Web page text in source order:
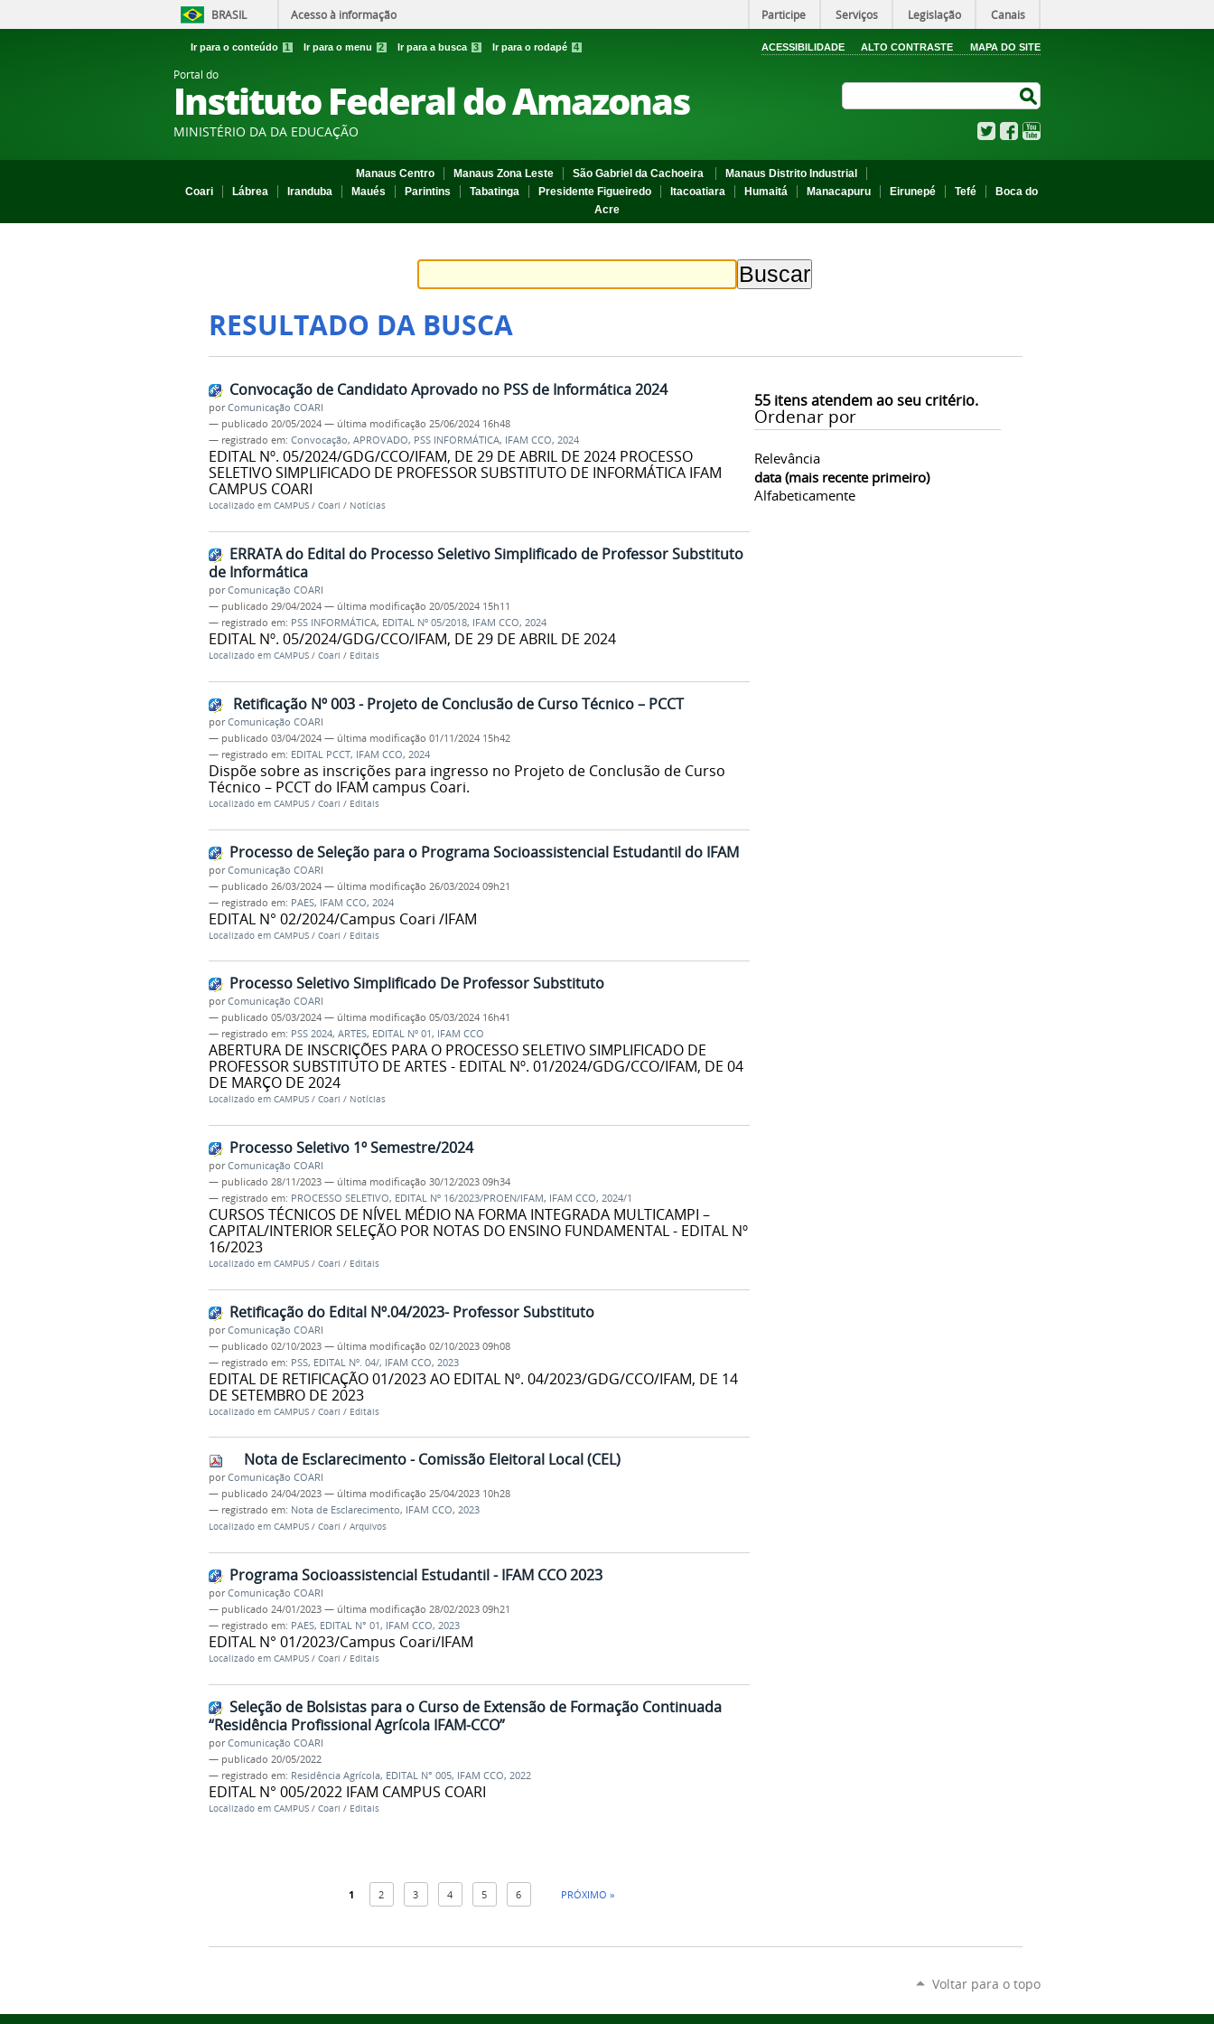
BRASIL Acesso à informação Participe Serviços Legislação Canais
Ir para o conteúdo 1 Ir para o menu 2 Ir para a busca 3 Ir para o rodapé 4 ACESSIBILIDADE ALTO CONTRASTE MAPA DO SITE
Portal do
Instituto Federal do Amazonas
MINISTÉRIO DA DA EDUCAÇÃO TwitterFacebook
Manaus Centro Manaus Zona Leste São Gabriel da Cachoeira
Manaus Distrito Industrial
Coari
Lábrea Iranduba Maués Parintins Tabatinga Presidente Figueiredo Itacoatiara Humaitá Manacapuru Eirunepé Tefé
Boca do
Acre
RESULTADO DA BUSCA
55itens atendem ao seu critério.
Ordenar por
Relevância
data (mais recente primeiro)
Alfabeticamente
Convocação de Candidato Aprovado no PSS de Informática 2024
porComunicação COARI
— publicado 20/05/2024 — última modificação 25/06/2024 16h48
— registrado em: Convocação, APROVADO, PSS INFORMÁTICA, IFAM CCO, 2024
EDITAL Nº. 05/2024/GDG/CCO/IFAM, DE 29 DE ABRIL DE 2024 PROCESSO
SELETIVO SIMPLIFICADO DE PROFESSOR SUBSTITUTO DE INFORMÁTICA IFAM
CAMPUS COARI
Localizado em CAMPUS / Coari / Notícias
ERRATA do Edital do Processo Seletivo Simplificado de Professor Substituto
de Informática
porComunicação COARI
— publicado 29/04/2024 — última modificação 20/05/2024 15h11
— registrado em: PSS INFORMÁTICA, EDITAL Nº 05/2018, IFAM CCO, 2024
EDITAL Nº. 05/2024/GDG/CCO/IFAM, DE 29 DE ABRIL DE 2024
Localizado em CAMPUS / Coari / Editais
Retificação Nº 003 - Projeto de Conclusão de Curso Técnico – PCCT
porComunicação COARI
— publicado 03/04/2024 — última modificação 01/11/2024 15h42
— registrado em: EDITAL PCCT, IFAM CCO, 2024
Dispõe sobre as inscrições para ingresso no Projeto de Conclusão de Curso
Técnico – PCCT do IFAM campus Coari.
Localizado em CAMPUS / Coari / Editais
Processo de Seleção para o Programa Socioassistencial Estudantil do IFAM
porComunicação COARI
— publicado 26/03/2024 — última modificação 26/03/2024 09h21
— registrado em: PAES, IFAM CCO, 2024
EDITAL N° 02/2024/Campus Coari /IFAM
Localizado em CAMPUS / Coari / Editais
Processo Seletivo Simplificado De Professor Substituto
porComunicação COARI
— publicado 05/03/2024 — última modificação 05/03/2024 16h41
— registrado em: PSS 2024, ARTES, EDITAL Nº 01, IFAM CCO
ABERTURA DE INSCRIÇÕES PARA O PROCESSO SELETIVO SIMPLIFICADO DE
PROFESSOR SUBSTITUTO DE ARTES - EDITAL Nº. 01/2024/GDG/CCO/IFAM, DE 04
DE MARÇO DE 2024
Localizado em CAMPUS / Coari / Notícias
Processo Seletivo 1º Semestre/2024
porComunicação COARI
— publicado 28/11/2023 — última modificação 30/12/2023 09h34
— registrado em: PROCESSO SELETIVO, EDITAL Nº 16/2023/PROEN/IFAM, IFAM CCO, 2024/1
CURSOS TÉCNICOS DE NÍVEL MÉDIO NA FORMA INTEGRADA MULTICAMPI –
CAPITAL/INTERIOR SELEÇÃO POR NOTAS DO ENSINO FUNDAMENTAL - EDITAL Nº
16/2023
Localizado em CAMPUS / Coari / Editais
Retificação do Edital Nº.04/2023- Professor Substituto
porComunicação COARI
— publicado 02/10/2023 — última modificação 02/10/2023 09h08
— registrado em: PSS, EDITAL Nº. 04/, IFAM CCO, 2023
EDITAL DE RETIFICAÇÃO 01/2023 AO EDITAL Nº. 04/2023/GDG/CCO/IFAM, DE 14
DE SETEMBRO DE 2023
Localizado em CAMPUS / Coari / Editais
Nota de Esclarecimento - Comissão Eleitoral Local (CEL)
porComunicação COARI
— publicado 24/04/2023 — última modificação 25/04/2023 10h28
— registrado em: Nota de Esclarecimento, IFAM CCO, 2023
Localizado em CAMPUS / Coari / Arquivos
Programa Socioassistencial Estudantil - IFAM CCO 2023
porComunicação COARI
— publicado 24/01/2023 — última modificação 28/02/2023 09h21
— registrado em: PAES, EDITAL N° 01, IFAM CCO, 2023
EDITAL N° 01/2023/Campus Coari/IFAM
Localizado em CAMPUS / Coari / Editais
Seleção de Bolsistas para o Curso de Extensão de Formação Continuada
“Residência Profissional Agrícola IFAM-CCO”
porComunicação COARI
— publicado 20/05/2022
— registrado em: Residência Agrícola, EDITAL N° 005, IFAM CCO, 2022
EDITAL N° 005/2022 IFAM CAMPUS COARI
Localizado em CAMPUS / Coari / Editais
1 2 3 4 5 6 PRÓXIMO »
Voltar para o topo